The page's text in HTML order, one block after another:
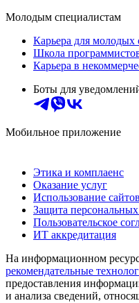
Молодым специалистам
Карьера для молодых
Школа
Карьера в
Боты для
Мобильное приложение
Этика и комплаенс
Оказание услуг
Использование сайтов
Защита
Пользовательское
ИТ аккредитация
На информационном
рекомендательные
предоставления
и анализа сведений,